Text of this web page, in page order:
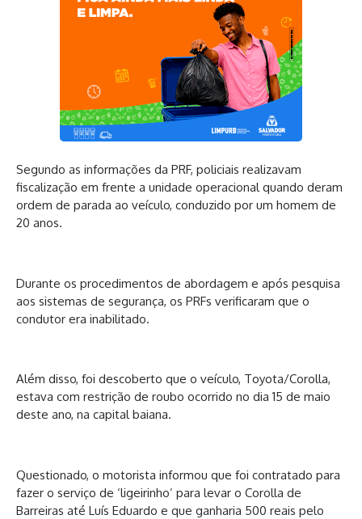
Segundo as informações da PRF, policiais realizavam
fiscalização em frente a unidade operacional quando deram
ordem de parada ao veículo, conduzido por um homem de
20 anos.
Durante os procedimentos de abordagem e após pesquisa
aos sistemas de segurança, os PRFs verificaram que o
condutor era inabilitado.
Além disso, foi descoberto que o veículo, Toyota/Corolla,
estava com restrição de roubo ocorrido no dia 15 de maio
deste ano, na capital baiana.
Questionado, o motorista informou que foi contratado para
fazer o serviço de ‘ligeirinho’ para levar o Corolla de
Barreiras até Luís Eduardo e que ganharia 500 reais pelo